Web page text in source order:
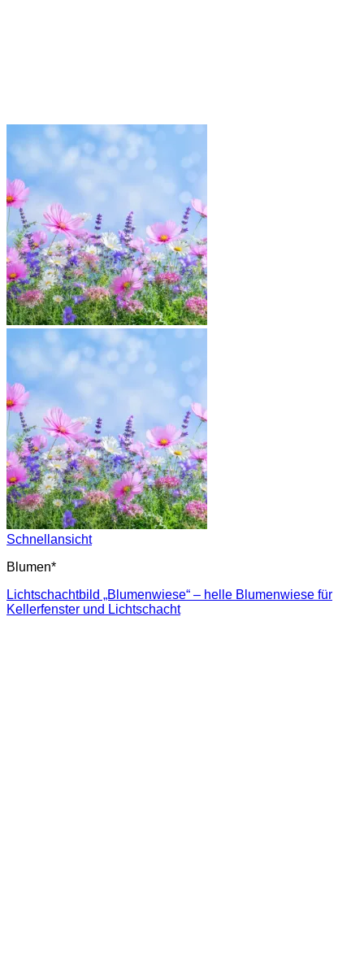
Schnellansicht
Blumen*
Lichtschachtbild „Blumenwiese“ – helle Blumenwiese für
Kellerfenster und Lichtschacht